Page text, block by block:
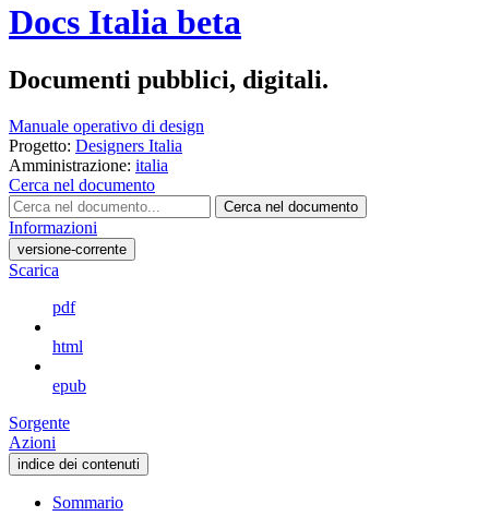
Docs Italia beta
Documenti pubblici, digitali.
Manuale operativo di design
Progetto: Designers Italia
Amministrazione: italia
Cerca nel documento
Cerca nel documento
Informazioni
versione-corrente
Scarica
pdf
html
epub
Sorgente
Azioni
indice dei contenuti
Sommario